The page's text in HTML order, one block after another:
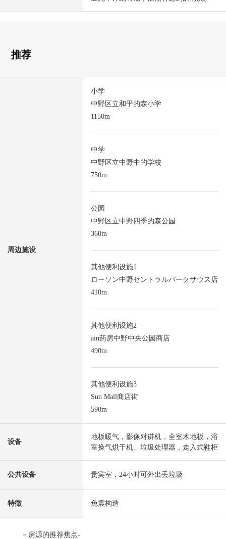
推荐
周边施设
小学
中野区立和平的森小学
1150m
中学
中野区立中野中的学校
750m
公园
中野区立中野四季的森公园
360m
其他便利设施1
ローソン中野セントラルパークサウス店
410m
其他便利设施2
ain药房中野中央公园商店
490m
其他便利设施3
Sun Mall商店街
590m
设备
地板暖气，影像对讲机，全室木地板，浴
室换气烘干机、垃圾处理器，走入式鞋柜
公共设备 贵宾室，24小时可外出丢垃圾
特徴 免震构造
－房源的推荐焦点-